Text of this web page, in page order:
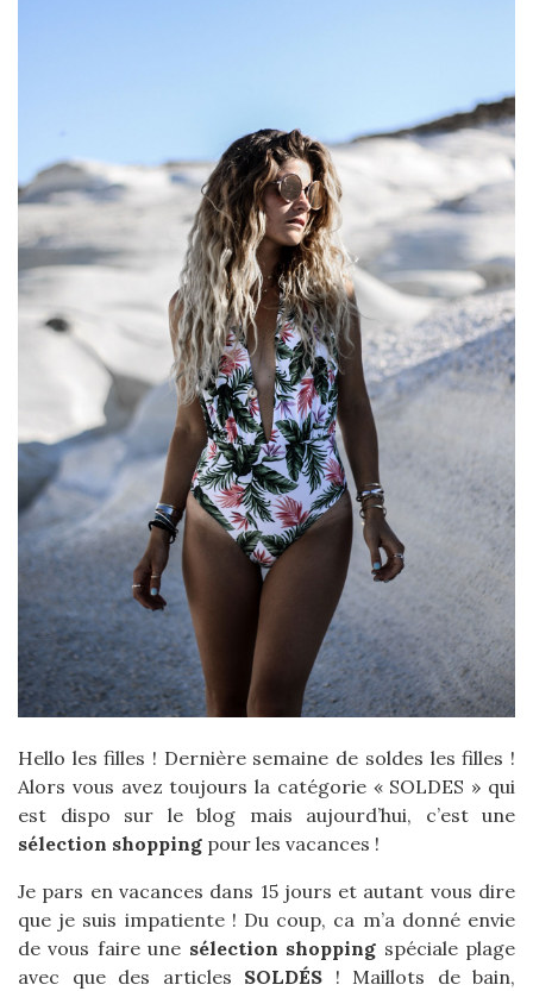
Hello les filles ! Dernière semaine de soldes les filles !
Alors vous avez toujours la catégorie « SOLDES » qui
est dispo sur le blog mais aujourd’hui, c’est une
sélection shopping pour les vacances !
Je pars en vacances dans 15 jours et autant vous dire
que je suis impatiente ! Du coup, ca m’a donné envie
de vous faire une sélection shopping spéciale plage
avec que des articles SOLDÉS ! Maillots de bain,